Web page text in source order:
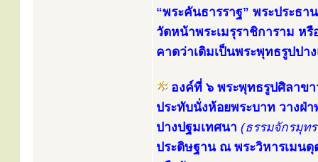
“พระคันธารราฐ” พระประธ
วัดหน้าพระเมรุราชิการาม ห
คาดว่าเดิมเป็นพระพุทธรูปปา
องค์ที่ ๖ พระพุทธรูปศิลาขา
ประทับนั่งห้อยพระบาท วางฝ่
ปางปฐมเทศนา (ธรรมจักรมุทร
ประดิษฐาน ณ พระวิหารเมน